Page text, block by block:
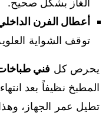
أعطال الفرن
توقف الشواية
يحرص كل فني
المطبخ نظيفاً بعد
تطيل عمر الجهاز،